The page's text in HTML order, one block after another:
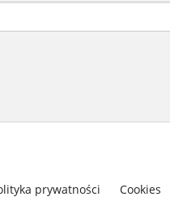
prywatności
Cookies